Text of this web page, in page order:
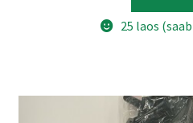
25 laos